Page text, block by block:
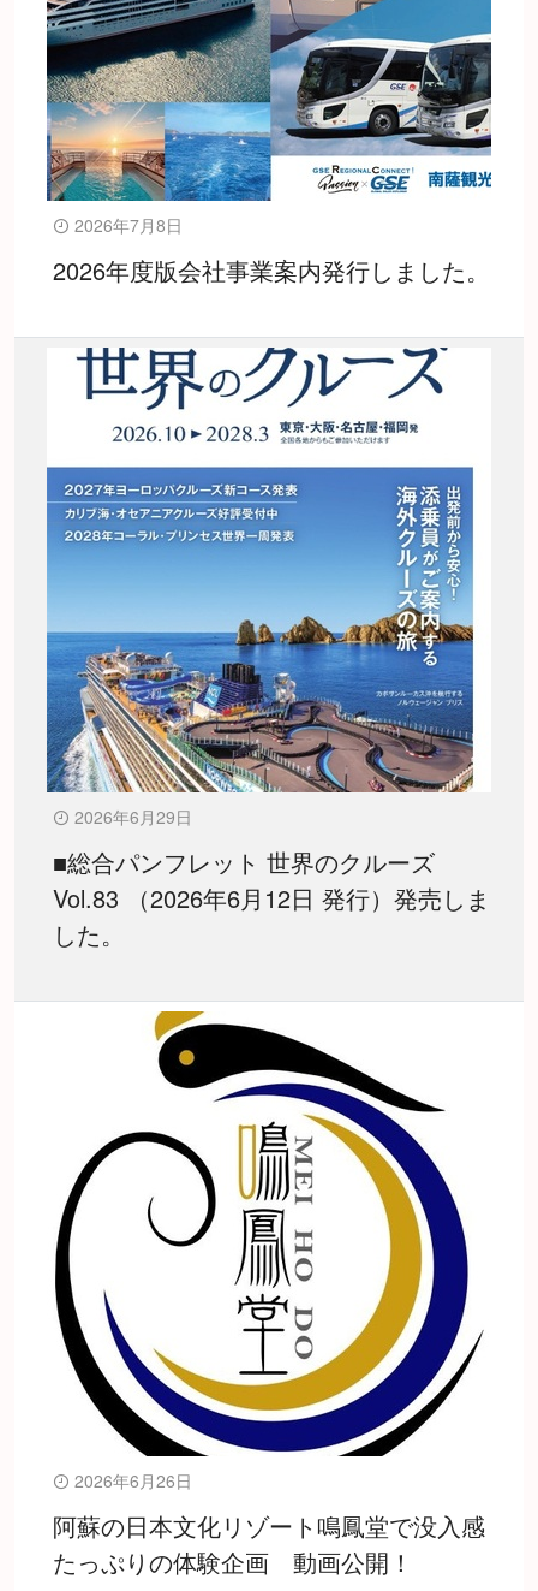
2026年7月8日
2026年度版会社事業案内発行しました。
2026年6月29日
■総合パンフレット 世界のクルーズ
Vol.83 （2026年6月12日 発行）発売しま
した。
2026年6月26日
阿蘇の日本文化リゾート鳴鳳堂で没入感
たっぷりの体験企画 動画公開！